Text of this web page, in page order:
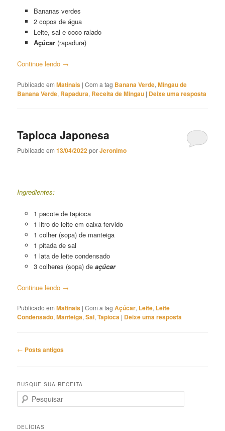
Bananas verdes
2 copos de água
Leite, sal e coco ralado
Açúcar(rapadura)
Continue lendo →
Publicado em Matinais |Com a tag Banana Verde,Mingau de
Banana Verde, Rapadura, Receita de Mingau | Deixe uma resposta
Tapioca Japonesa
Publicado em13/04/2022porJeronimo
Ingredientes:
1 pacote de tapioca
1 litro de leite em caixa fervido
1 colher (sopa) de manteiga
1 pitada de sal
1 lata de leite condensado
3 colheres (sopa) de açúcar
Continue lendo →
Publicado em Matinais |Com a tagAçúcar, Leite, Leite
Condensado,Manteiga,Sal,Tapioca | Deixe uma resposta
Navegação
posts
← Posts antigos
BUSQUE SUA RECEITA
e
q
DELÍCIAS